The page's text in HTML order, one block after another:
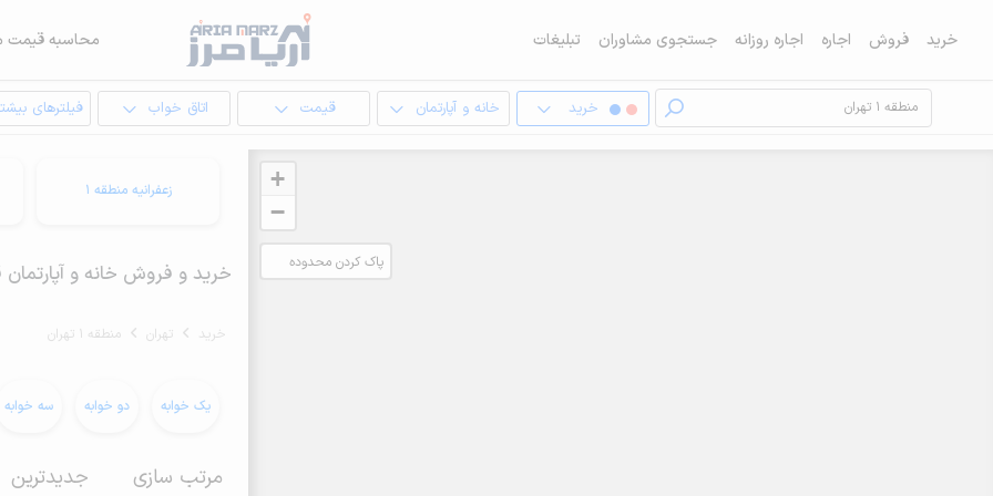
خرید فروش اجاره اجاره روزانه جستجوی مشاوران تبلیغات محاسبه قیمت
خرید خانه و آپارتمان قیمت اتاق خواب فیلترهای
+
−
پاک کردن محدوده
زعفرانیه منطقه 1
خرید و فروش خانه و آپارتمان قیمت از 3 میلیارد تومان
خرید تهران منطقه 1 تهران
یک خوابه دو خوابه سه خوابه
مرتب سازی جدیدترین